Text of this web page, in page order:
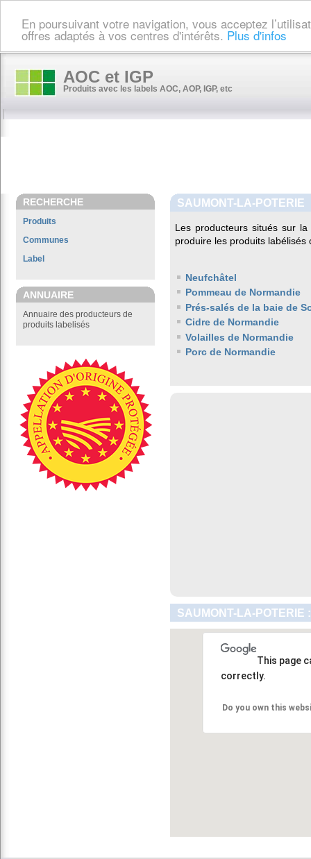
En poursuivant votre navigation, vous acceptez
offres adaptés à vos centres d'intérêts. Plus d'infos
AOC et IGP
Produits avec les labels AOC, AOP, IGP, etc
RECHERCHE
Produits
Communes
Label
ANNUAIRE
Annuaire des producteurs de
produits labelisés
SAUMONT-LA-POTERIE
Les producteurs situés sur
produire les produits labélisés
Neufchâtel
Pommeau de Normandie
Prés-salés de la baie de
Cidre de Normandie
Volailles de Normandie
Porc de Normandie
SAUMONT-LA-POTERIE
This page
correctly.
Do you own this